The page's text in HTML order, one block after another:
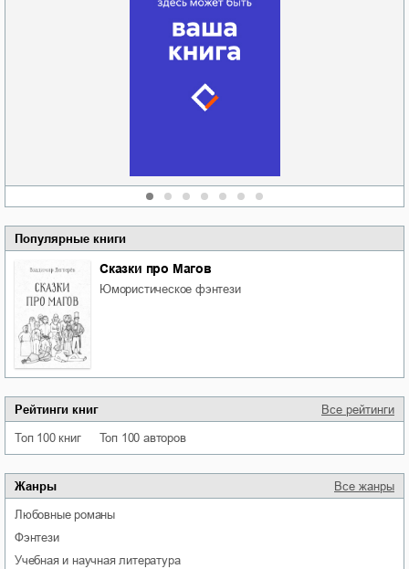
Популярные книги
Сказки про Магов
юмористическое фэнтези
Рейтинги книг Все рейтинги
Топ 100 книг Топ 100 авторов
Жанры Все жанры
любовные романы
фэнтези
учебная и научная литература